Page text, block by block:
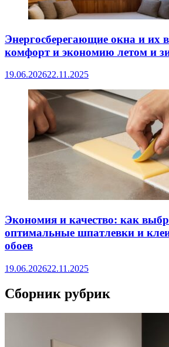
Энергосберегающие окна и их
комфорт и экономию летом и
19.06.202622.11.2025
Экономия и качество: как
оптимальные шпатлевки и
обоев
19.06.202622.11.2025
Сборник рубрик